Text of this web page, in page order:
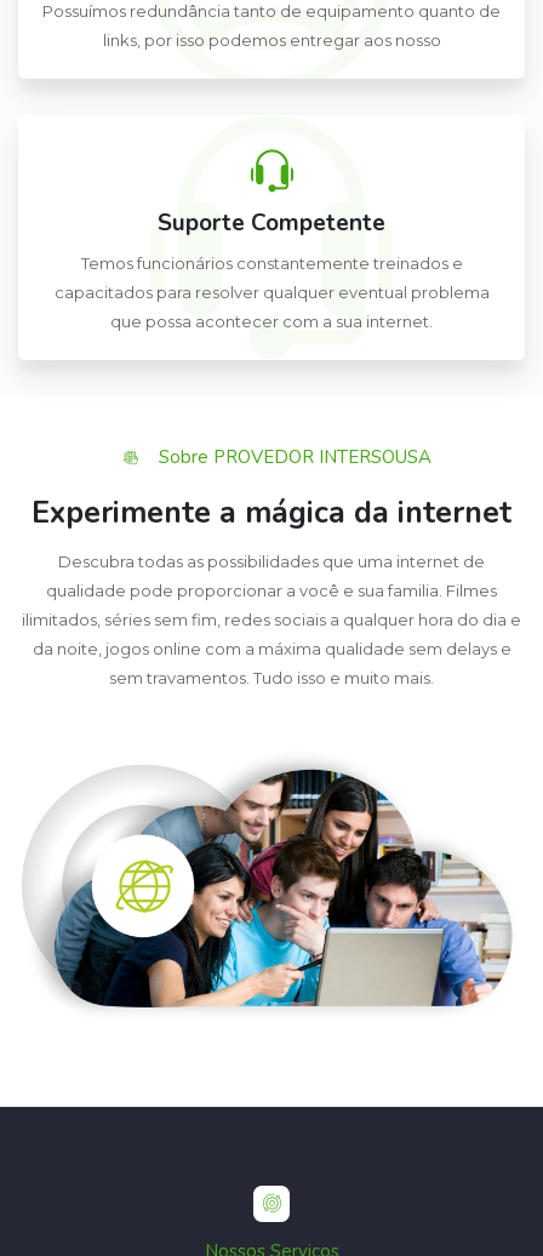
Possuímos redundância tanto de equipamento quanto de
links, por isso podemos entregar aos nosso
Suporte Competente
Temos funcionários constantemente treinados e
capacitados para resolver qualquer eventual problema
que possa acontecer com a sua internet.
Sobre PROVEDOR INTERSOUSA
Experimente a mágica da internet
Descubra todas as possibilidades que uma internet de
qualidade pode proporcionar a você e sua familia. Filmes
ilimitados, séries sem fim, redes sociais a qualquer hora do dia e
da noite, jogos online com a máxima qualidade sem delays e
sem travamentos. Tudo isso e muito mais.
Nossos Serviços